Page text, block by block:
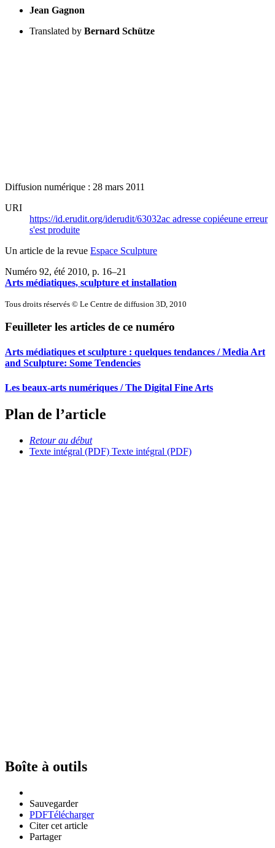
Jean Gagnon
Translated by Bernard Schütze
Diffusion numérique : 28 mars 2011
URI
https://id.erudit.org/iderudit/63032ac adresse copiéeune erreur
s'est produite
Un article de la revue Espace Sculpture
Numéro 92, été 2010, p. 16–21
Arts médiatiques, sculpture et installation
Tous droits réservés © Le Centre de diffusion 3D, 2010
Feuilleter les articles de ce numéro
Arts médiatiques et sculpture : quelques tendances / Media Art
and Sculpture: Some Tendencies
Les beaux-arts numériques / The Digital Fine Arts
Plan de l’article
Retour au début
Texte intégral (PDF) Texte intégral (PDF)
Boîte à outils
Sauvegarder
PDFTélécharger
Citer cet article
Partager